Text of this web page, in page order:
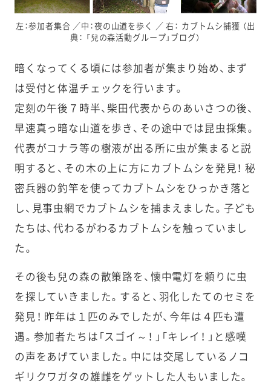
左：参加者集合 ／中：夜の山道を歩く ／ 右： カブトムシ捕獲 （出
典： 「兒の森活動グループ」ブログ）
暗くなってくる頃には参加者が集まり始め、まず
は受付と体温チェックを行います。
定刻の午後７時半、柴田代表からのあいさつの後、
早速真っ暗な山道を歩き、その途中では昆虫採集。
代表がコナラ等の樹液が出る所に虫が集まると説
明すると、その木の上に方にカブトムシを発見！ 秘
密兵器の釣竿を使ってカブトムシをひっかき落と
し、見事虫網でカブトムシを捕まえました。子ども
たちは、代わるがわるカブトムシを触っていまし
た。
その後も兒の森の散策路を、懐中電灯を頼りに虫
を探していきました。すると、羽化したてのセミを
発見！ 昨年は１匹のみでしたが、今年は４匹も遭
遇。参加者たちは「スゴイ～！ 」「キレイ！ 」と感嘆
の声をあげていました。中には交尾しているノコ
ギリクワガタの雄雌をゲットした人もいました。